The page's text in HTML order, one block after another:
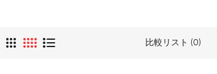
比較リスト (0)